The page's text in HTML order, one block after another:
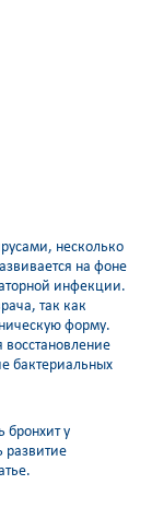
несколько
на фоне
инфекции.
так как
форму.
бактериальных
бронхит у
развитие